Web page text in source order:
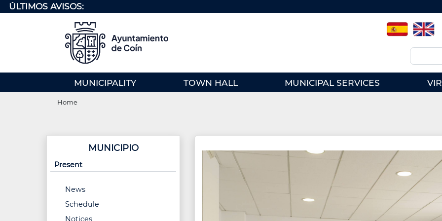
Skip
to
ÚLTIMOS AVISOS:
Spanish English
Search
MUNICIPALITY TOWN HALL MUNICIPAL SERVICES
Breadcrumb
Home
MUNICIPIO
Present
News
Schedule
Notices